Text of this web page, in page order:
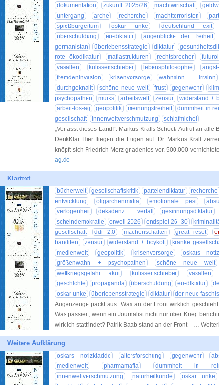
dokumentation
zukunft 2025/26 machtwirtschaft
untergang
arche recherche machtterroristen
spießbürgertum
oskar unke
deutschland exit
überschuldung
eu-diktatur
augenblicke der freiheit
germanistan
überlebensstrategie diktatur
rote ökodiktatur
mafiastrukturen rechtsbrecher
vasallen
kulissenschieber lebensphilosophie
fremdeninvasion
krisenvorsorge
wahnsinn + irrsinn
durchgeknallt
schöne neue welt frust gegenwehr
psychopathen
murks arbeitswelt zensur
widerstand +
arbeit-los-ag
geopolitik meinungsfreiheit
dummheit in
gesellschaft
innenweltverschmutzung
schlafmichel
„Verlasst dieses Land!“: Markus Kralls Schock-Aufruf an
DenkKlar Hier fliegen die Lügen auf: Dr. Markus Krall
knöpft sich Friedrich Merz gnadenlos vor. 500.000
ag.de
Klartext
bücherwelt gesellschaftskritik parteiendiktatur
recherche
entwicklung
oligarchenmafia emotionale pest
verlogenheit
dekadenz + verfall
gesinnungsdiktatur
scheindemokratie
orwell 2026 endspiel 26 -30
gesellschaft
ddr 2.0 machenschaften great reset
banditen
zensur widerstand + boykott
kranke
medienwelt
geopolitik krisenvorsorge
oskars
größenwahn + psychopathen
schöne neue welt
weltkriegsgefahr akut
kulissenschieber
vasallen
geschichte
propaganda überschuldung eu-diktatur
oskar unke
überlebensstrategie diktatur
der neue
Augenzeuge packt aus: Was an der Front wirklich
Was passiert, wenn ein Journalist nicht nur über Krieg
wirklich stattfindet? Patrik Baab stand an der Front – …
Weitere Aufklärung
oskars notizkladde altersforschung gegenwehr
medienwelt
pharmamafia
dummheit in
innenweltverschmutzung
naturheilkunde
oskar unke